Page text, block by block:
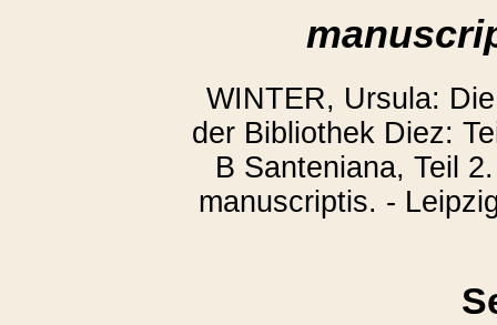
WINTER, Ursula:
der Bibliothek Diez:
B Santeniana, Teil
manuscriptis. -